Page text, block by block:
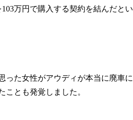
万円で購入する契約を結んだとい
った女性がアウディが本当に廃車
とも発覚しました。